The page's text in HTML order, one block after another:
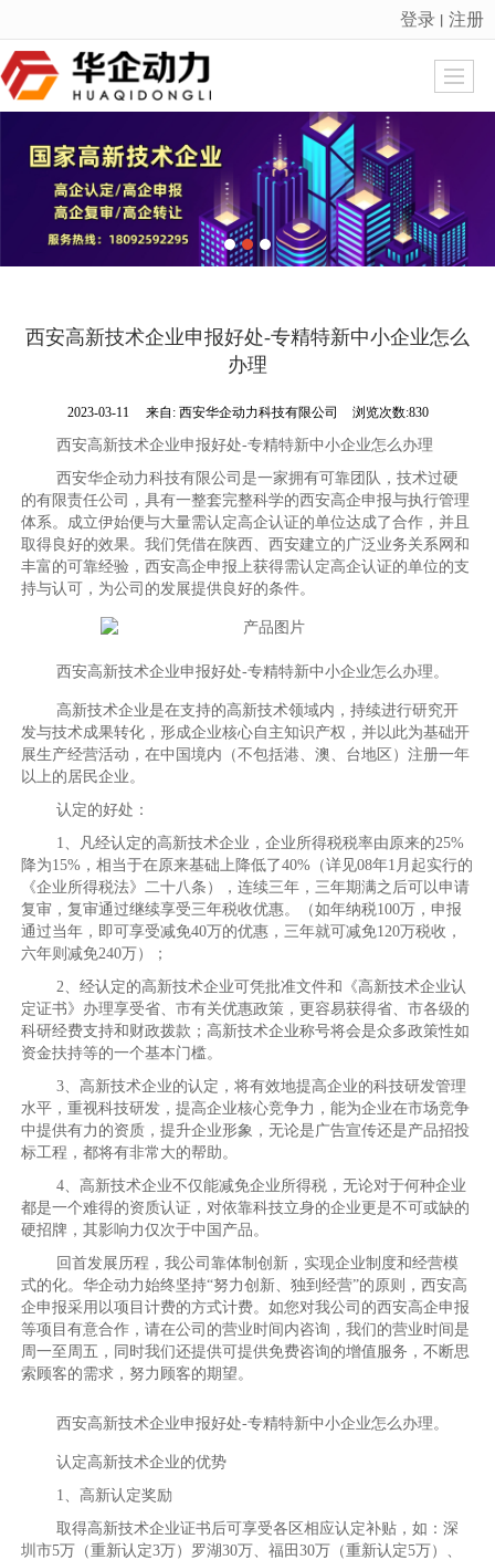
很遗憾，因您的浏览器版本过低导致无法获得最佳浏览体验，推荐下载安装谷歌浏览器！
登录 丨 注册
西安高新技术企业申报好处-专精特新中小企业怎么
办理
2023-03-11 来自: 西安华企动力科技有限公司 浏览次数:830
西安高新技术企业申报好处-专精特新中小企业怎么办理
西安华企动力科技有限公司是一家拥有可靠团队，技术过硬
的有限责任公司，具有一整套完整科学的西安高企申报与执行管理
体系。成立伊始便与大量需认定高企认证的单位达成了合作，并且
取得良好的效果。我们凭借在陕西、西安建立的广泛业务关系网和
丰富的可靠经验，西安高企申报上获得需认定高企认证的单位的支
持与认可，为公司的发展提供良好的条件。
西安高新技术企业申报好处-专精特新中小企业怎么办理。
高新技术企业是在支持的高新技术领域内，持续进行研究开
发与技术成果转化，形成企业核心自主知识产权，并以此为基础开
展生产经营活动，在中国境内（不包括港、澳、台地区）注册一年
以上的居民企业。
认定的好处：
1、凡经认定的高新技术企业，企业所得税税率由原来的25%
降为15%，相当于在原来基础上降低了40%（详见08年1月起实行的
《企业所得税法》二十八条），连续三年，三年期满之后可以申请
复审，复审通过继续享受三年税收优惠。（如年纳税100万，申报
通过当年，即可享受减免40万的优惠，三年就可减免120万税收，
六年则减免240万）；
2、经认定的高新技术企业可凭批准文件和《高新技术企业认
定证书》办理享受省、市有关优惠政策，更容易获得省、市各级的
科研经费支持和财政拨款；高新技术企业称号将会是众多政策性如
资金扶持等的一个基本门槛。
3、高新技术企业的认定，将有效地提高企业的科技研发管理
水平，重视科技研发，提高企业核心竞争力，能为企业在市场竞争
中提供有力的资质，提升企业形象，无论是广告宣传还是产品招投
标工程，都将有非常大的帮助。
4、高新技术企业不仅能减免企业所得税，无论对于何种企业
都是一个难得的资质认证，对依靠科技立身的企业更是不可或缺的
硬招牌，其影响力仅次于中国产品。
回首发展历程，我公司靠体制创新，实现企业制度和经营模
式的化。华企动力始终坚持“努力创新、独到经营”的原则，西安高
企申报采用以项目计费的方式计费。如您对我公司的西安高企申报
等项目有意合作，请在公司的营业时间内咨询，我们的营业时间是
周一至周五，同时我们还提供可提供免费咨询的增值服务，不断思
索顾客的需求，努力顾客的期望。
西安高新技术企业申报好处-专精特新中小企业怎么办理。
认定高新技术企业的优势
1、高新认定奖励
取得高新技术企业证书后可享受各区相应认定补贴，如：深
圳市5万（重新认定3万）罗湖30万、福田30万（重新认定5万）、